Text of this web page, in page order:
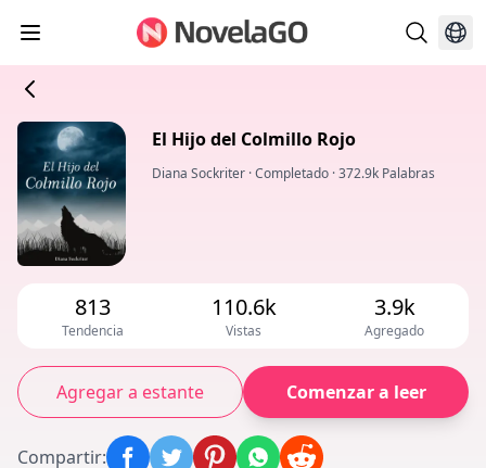
El Hijo del Colmillo Rojo
Diana Sockriter ·Completado ·372.9k Palabras
813
Tendencia
110.6k
Vistas
3.9k
Agregado
Agregar a estante Comenzar a leer
Compartir: